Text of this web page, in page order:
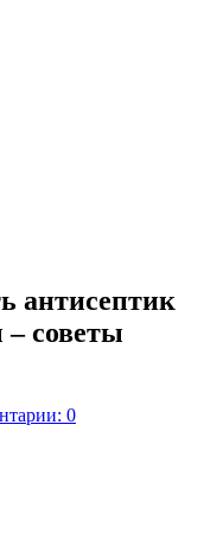
антисептик
советы
0